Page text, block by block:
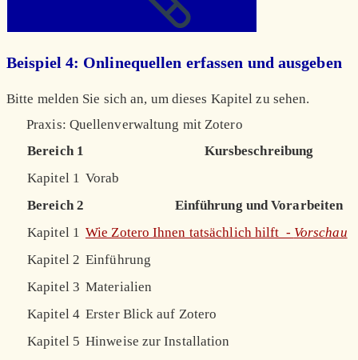
Beispiel 4: Onlinequellen erfassen und ausgeben
Bitte melden Sie sich an, um dieses Kapitel zu sehen.
Praxis: Quellenverwaltung mit Zotero
Bereich 1
Kursbeschreibung
Kapitel 1 Vorab
Bereich 2
Einführung und Vorarbeiten
Kapitel 1 Wie Zotero Ihnen tatsächlich hilft - Vorschau
Kapitel 2 Einführung
Kapitel 3 Materialien
Kapitel 4 Erster Blick auf Zotero
Kapitel 5 Hinweise zur Installation